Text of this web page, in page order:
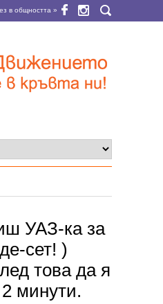
в общността »
УАЗ-ка за
сет! )
това да я
минути.